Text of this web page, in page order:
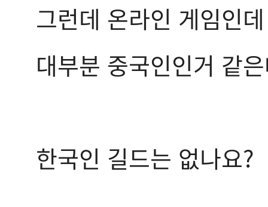
그런데 온라인 게임인
대부분 중국인인거 같
한국인 길드는 없나요?